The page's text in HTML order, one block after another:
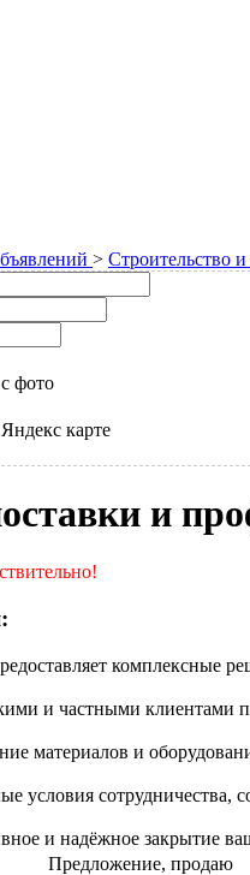
> Строительство
фото
карте
и
комплексные
и частными клиентами
материалов и
условия
и надёжное закрытие
Предложение, продаю